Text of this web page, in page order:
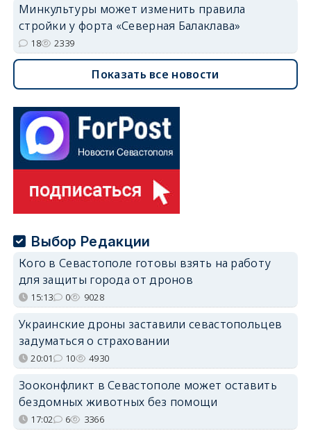
Минкультуры может изменить правила
стройки у форта «Северная Балаклава»
18 2339
Показать все новости
Выбор Редакции
Кого в Севастополе готовы взять на работу
для защиты города от дронов
15:13 0 9028
Украинские дроны заставили севастопольцев
задуматься о страховании
20:01 10 4930
Зооконфликт в Севастополе может оставить
бездомных животных без помощи
17:02 6 3366